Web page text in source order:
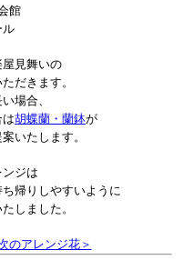
館
ル
見舞いの
だきます。
場合、
胡蝶蘭・蘭鉢が
いたします。
ジは
帰りしやすいように
しました。
のアレンジ花＞